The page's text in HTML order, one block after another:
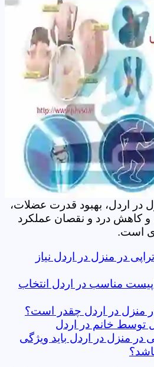
در اردل، بهبود قدرت عضلات،
کاهش درد و نقصان عملکرد
است.
در منزل در اردل نیاز
مناسب در اردل انتخاب
در منزل در اردل چقدر است؟
توسط خانم در اردل
در منزل در اردل باید ویژگی